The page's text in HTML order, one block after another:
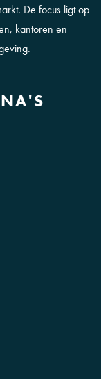
De focus ligt op
kantoren en